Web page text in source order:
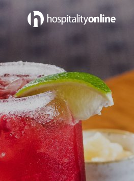
Empleos in Catering/